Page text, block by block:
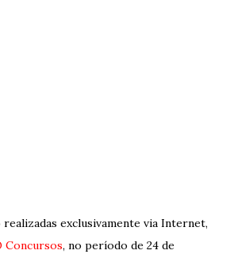
exclusivamente via Internet,
Concursos, no período de 24 de